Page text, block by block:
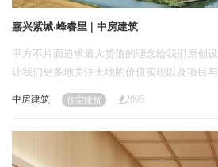
嘉兴紫城·峰睿里 | 中房建筑
甲方不片面追求最大货值的理念给我们原创
让我们更多地关注土地的价值实现以及项目与
中房建筑 住宅建筑 2095